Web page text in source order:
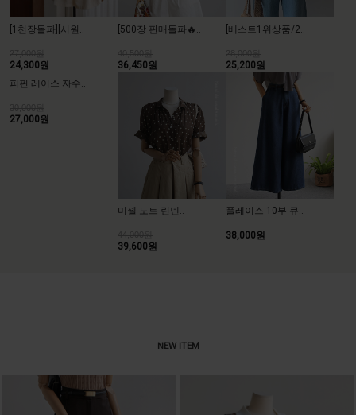
[1천장돌파][시원..
24,300원
[500장 판매돌파🔥..
36,450원
[베스트1위상품/2..
25,200원
피핀 레이스 자수..
27,000원
미셸 도트 린넨..
39,600원
플레이스 10부 큐..
38,000원
NEW ITEM